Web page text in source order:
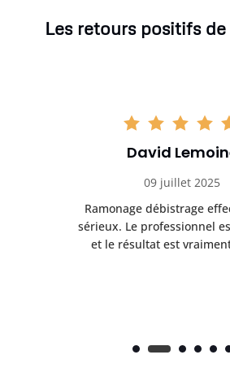
Les retours positifs
David
09 juillet 2025
Ramonage débistrage
sérieux. Le professionnel
et le résultat est